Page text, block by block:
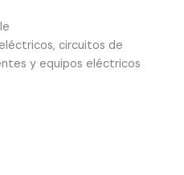
circuitos de
y equipos eléctricos